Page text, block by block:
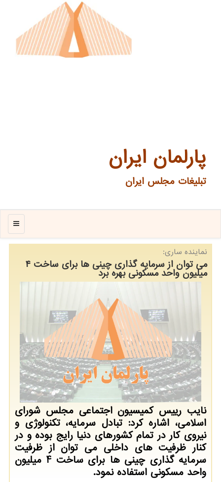
پارلمان ایران
تبلیغات مجلس ایران
منو
نماینده ساری:
می توان از سرمایه گذاری چینی ها برای ساخت ۴
میلیون واحد مسکونی بهره برد
نایب رییس کمیسیون اجتماعی مجلس شورای
اسلامی، اشاره کرد: تبادل سرمایه، تکنولوژی و
نیروی کار در تمام کشورهای دنیا رایج بوده و در
کنار ظرفیت های داخلی می توان از ظرفیت
سرمایه گذاری چینی ها برای ساخت 4 میلیون
واحد مسکونی استفاده نمود.